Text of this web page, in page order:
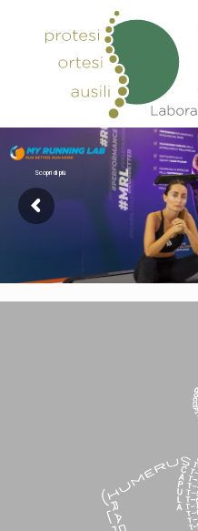
Scopri di più